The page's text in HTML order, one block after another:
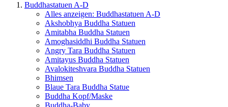
Buddhastatuen A-D
Alles anzeigen: Buddhastatuen A-D
Akshobhya Buddha Statuen
Amitabha Buddha Statuen
Amoghasiddhi Buddha Statuen
Angry Tara Buddha Statuen
Amitayus Buddha Statuen
Avalokiteshvara Buddha Statuen
Bhimsen
Blaue Tara Buddha Statue
Buddha Kopf/Maske
Buddha-Baby